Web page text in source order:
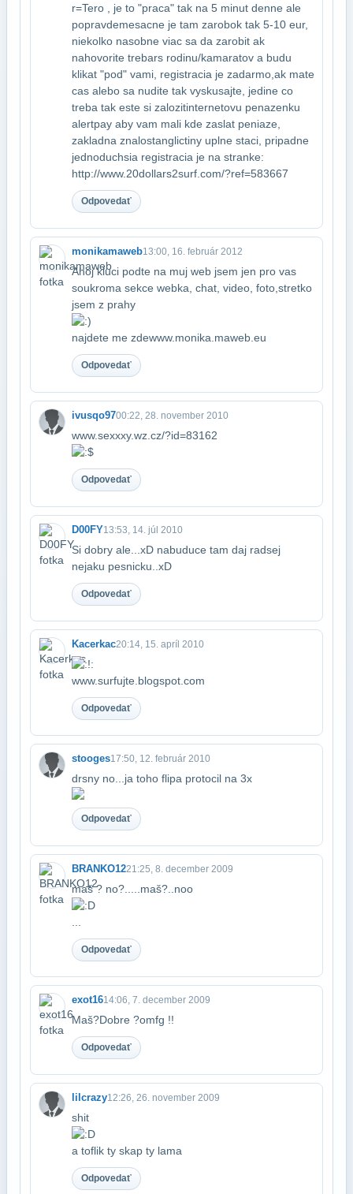
r=Tero , je to "praca" tak na 5 minut denne ale
popravde​mesacne je tam zarobok tak 5-10 eur,
niekolko nasobne viac sa da zarobit ak​
nahovorite trebars rodinu/kamaratov a budu
klikat "pod" vami, registracia je zadarmo,​ak mate
cas alebo sa nudite tak vyskusajte, jedine co
treba tak este si zalozit​internetovu penazenku
alertpay aby vam mali kde zaslat peniaze,
zakladna znalost​anglictiny uplne staci, pripadne
jednoduchsia registracia je na stranke:​
http://www.20dollars2surf.com/?ref=583667
Odpovedať
monikamaweb13:00, 16. február 2012
Ahoj kluci podte na muj web jsem jen pro vas
soukroma sekce webka, chat, video, foto,​stretko
jsem z prahy
najdete me zde​www.monika.maweb.eu
Odpovedať
ivusqo9700:22, 28. november 2010
www.sexxxy.wz.cz/?id=83162
Odpovedať
D00FY13:53, 14. júl 2010
Si dobry ale...xD nabuduce tam daj radsej
nejaku pesnicku..xD
Odpovedať
Kacerkac20:14, 15. apríl 2010
www.surfujte.blogspot.com
Odpovedať
stooges17:50, 12. február 2010
drsny no...ja toho flipa protocil na 3x
Odpovedať
BRANKO1221:25, 8. december 2009
maš ? no?.....maš?..noo
Odpovedať
exot1614:06, 7. december 2009
Maš?Dobre ?omfg !!
Odpovedať
lilcrazy12:26, 26. november 2009
shit
a toflik ty skap ty lama
Odpovedať